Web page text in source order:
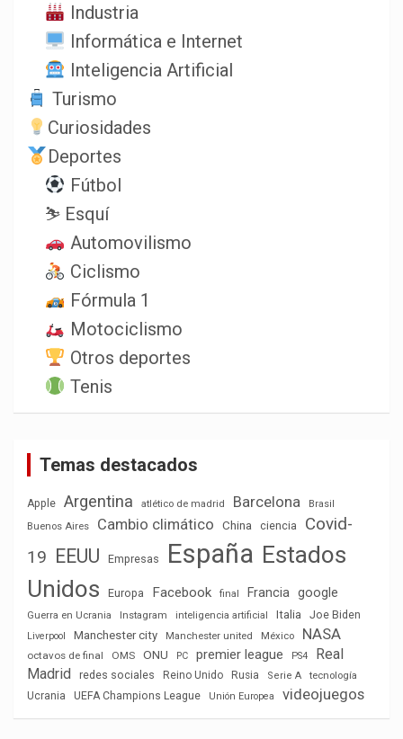
Industria
Informática e Internet
Inteligencia Artificial
Turismo
Curiosidades
Deportes
Fútbol
⛷️ Esquí
Automovilismo
Ciclismo
Fórmula 1
Motociclismo
Otros deportes
Tenis
Temas destacados
Apple Argentina atlético de madrid Barcelona
Brasil
Buenos Aires
Cambio climático China ciencia
Covid-
19 EEUU Empresas España Estados
Unidos
Europa Facebook final Francia google
Guerra en Ucrania Instagram inteligencia artificial Italia Joe Biden
Liverpool Manchester city Manchester united México NASA
octavos de final OMS ONU PC premier league PS4
Real
Madrid
redes sociales Reino Unido Rusia Serie A
tecnología
Ucrania
UEFA Champions League Unión Europea videojuegos